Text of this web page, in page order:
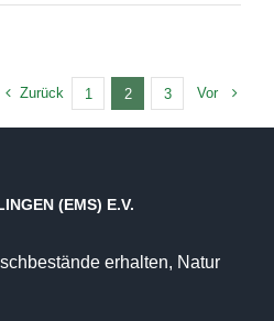
Zurück 1 2 3 Vor
(EMS) E.V.
erhalten, Natur